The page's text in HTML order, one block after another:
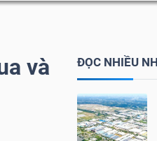
và
ĐỌC NHIỀU